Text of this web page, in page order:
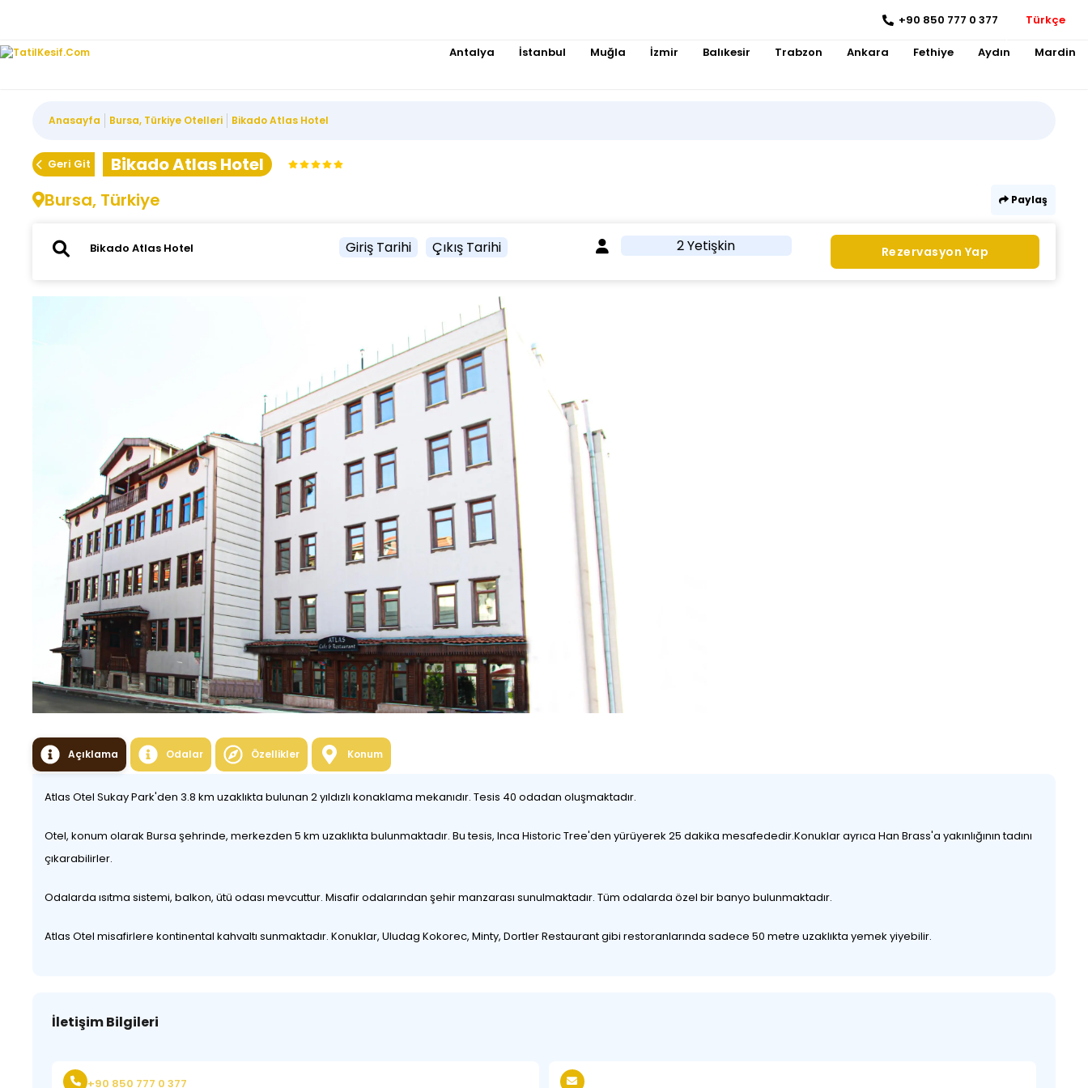
+90 850 777 0 377 Türkçe
Antalya İstanbul Muğla İzmir Balıkesir Trabzon Ankara Fethiye Aydın Mardin
Anasayfa Bursa, Türkiye Otelleri Bikado Atlas Hotel
Geri Git
Bikado Atlas Hotel
Bursa, Türkiye
Paylaş
Giriş Tarihi Çıkış Tarihi 2 Yetişkin Rezervasyon Yap
Açıklama Odalar Özellikler Konum
Atlas Otel Sukay Park'den 3.8 km uzaklıkta bulunan 2 yıldızlı konaklama mekanıdır. Tesis 40 odadan oluşmaktadır.
Otel, konum olarak Bursa şehrinde, merkezden 5 km uzaklıkta bulunmaktadır. Bu tesis, Inca Historic Tree'den yürüyerek 25 dakika mesafededir.Konuklar ayrıca Han Brass'a yakınlığının tadını
çıkarabilirler.
Odalarda ısıtma sistemi, balkon, ütü odası mevcuttur. Misafir odalarından şehir manzarası sunulmaktadır. Tüm odalarda özel bir banyo bulunmaktadır.
Atlas Otel misafirlere kontinental kahvaltı sunmaktadır. Konuklar, Uludag Kokorec, Minty, Dortler Restaurant gibi restoranlarında sadece 50 metre uzaklıkta yemek yiyebilir.
İletişim Bilgileri
+90 850 777 0 377